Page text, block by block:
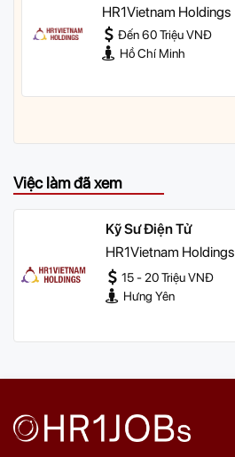
HR1Vietnam Holdings
Đến 60 Triệu VNĐ
Hồ Chí Minh
Việc làm đã xem
Kỹ Sư Điện Tử
HR1Vietnam Holdings
15 - 20 Triệu VNĐ
Hưng Yên